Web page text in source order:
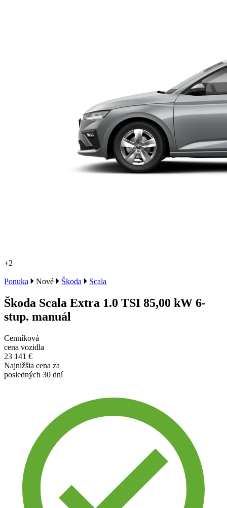
+2
Ponuka Nové Škoda Scala
Škoda Scala Extra 1.0 TSI 85,00 kW 6-
stup. manuál
Cenníková
cena vozidla
23 141 €
Najnižšia cena za
posledných 30 dní